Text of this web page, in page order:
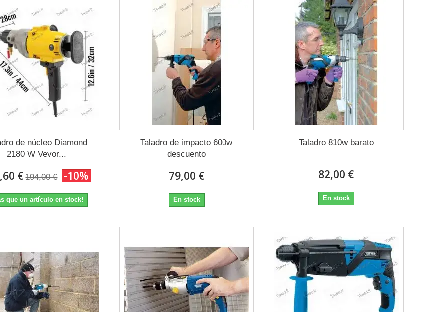
de núcleo Diamond
2180 W Vevor...
€ 194,00 € -10%
que un artículo en stock!
Taladro de impacto 600w
descuento
79,00 €
En stock
Taladro 810w barato
82,00 €
En stock